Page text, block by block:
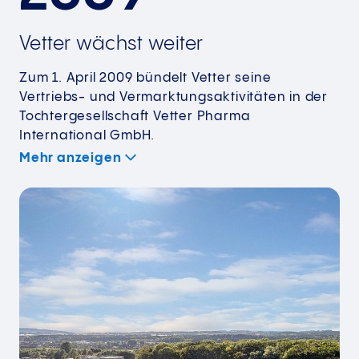
Vetter wächst weiter
Zum 1. April 2009 bündelt Vetter seine
Vertriebs- und Vermarktungsaktivitäten in der
Tochtergesellschaft Vetter Pharma
International GmbH.
Mehr anzeigen